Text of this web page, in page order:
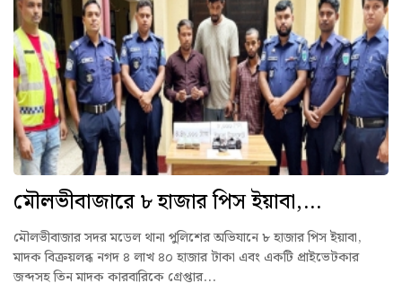
মৌলভীবাজারে ৮ হাজার পিস ইয়াবা,...
মৌলভীবাজার সদর মডেল থানা পুলিশের অভিযানে ৮ হাজার পিস ইয়াবা,
মাদক বিক্রয়লব্ধ নগদ ৪ লাখ ৪০ হাজার টাকা এবং একটি প্রাইভেটকার
জব্দসহ তিন মাদক কারবারিকে গ্রেপ্তার...